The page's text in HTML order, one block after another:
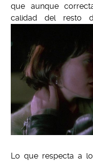
que aunque
calidad del resto
Lo que respecta a